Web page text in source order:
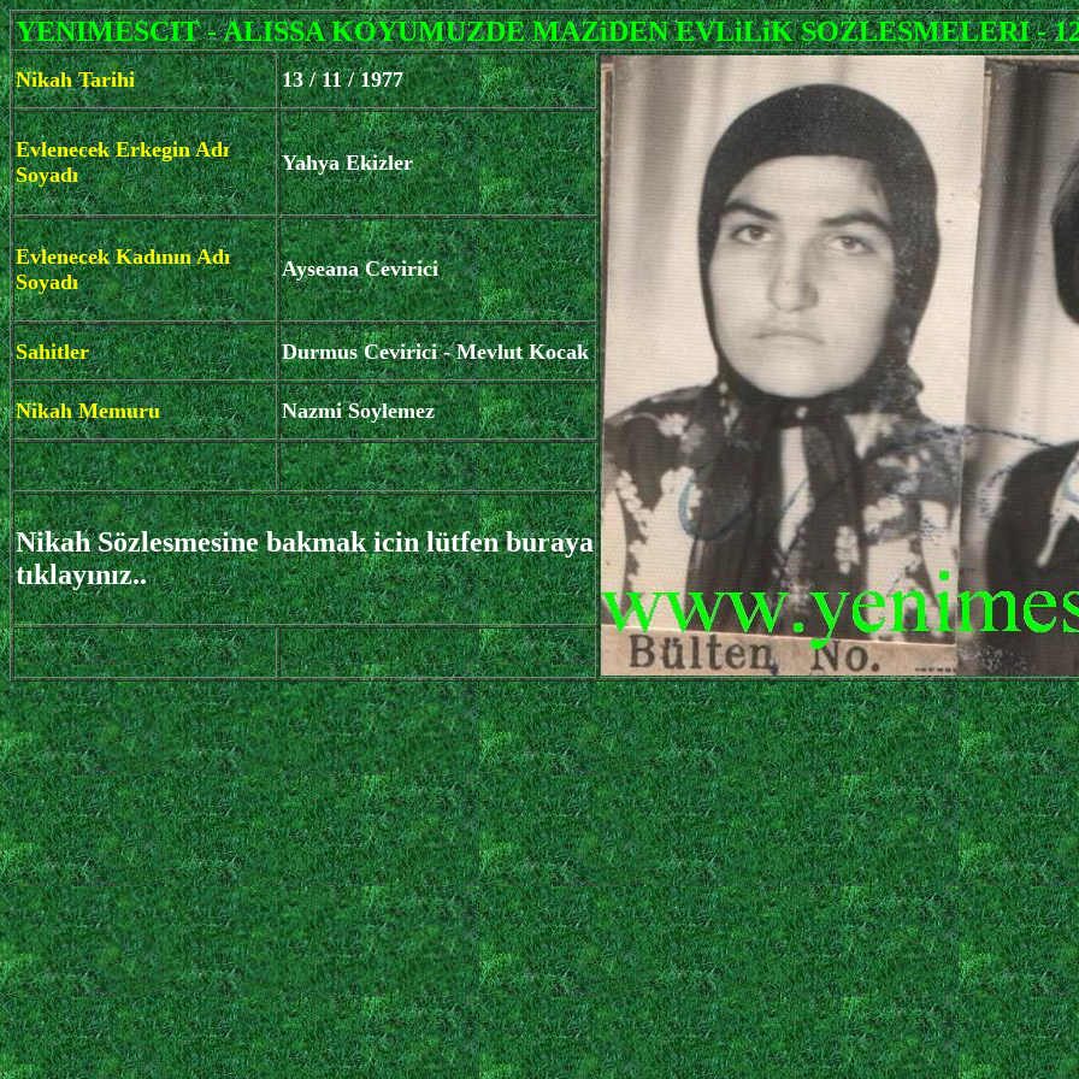
YENIMESCIT - ALISSA KOYUMUZDE MAZiDEN EVLiLiK SOZLESMELERI -
Nikah Tarihi 13 / 11 / 1977
Evlenecek Erkegin Adı
Soyadı
Yahya Ekizler
Evlenecek Kadının Adı
Soyadı
Ayseana Cevirici
Sahitler Durmus Cevirici - Mevlut Kocak
Nikah Memuru Nazmi Soylemez
Nikah Sözlesmesine bakmak icin lütfen buraya
tıklayınız..